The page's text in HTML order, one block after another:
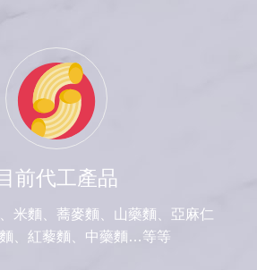
目前代工產品
米麵、蕎麥麵、山藥麵、亞麻仁
、紅藜麵、中藥麵…等等